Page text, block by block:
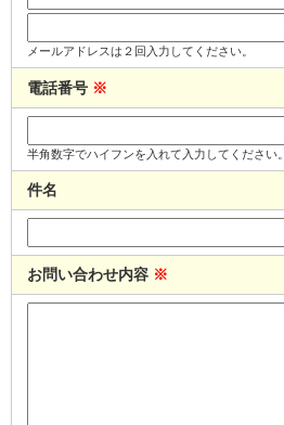
メールアドレスは２回入力してください。
電話番号 ※
半角数字でハイフンを入れて入力してください。
件名
お問い合わせ内容 ※